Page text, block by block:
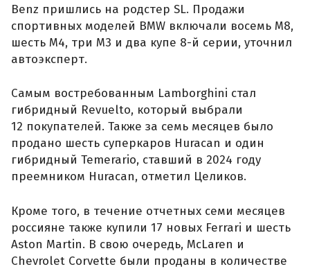
Benz пришлись на родстер SL. Продажи
спортивных моделей BMW включали восемь M8,
шесть M4, три M3 и два купе 8-й серии, уточнил
автоэксперт.
Самым востребованным Lamborghini стал
гибридный Revuelto, который выбрали
12 покупателей. Также за семь месяцев было
продано шесть суперкаров Huracan и один
гибридный Temerario, ставший в 2024 году
преемником Huracan, отметил Целиков.
Кроме того, в течение отчетных семи месяцев
россияне также купили 17 новых Ferrari и шесть
Aston Martin. В свою очередь, McLaren и
Chevrolet Corvette были проданы в количестве